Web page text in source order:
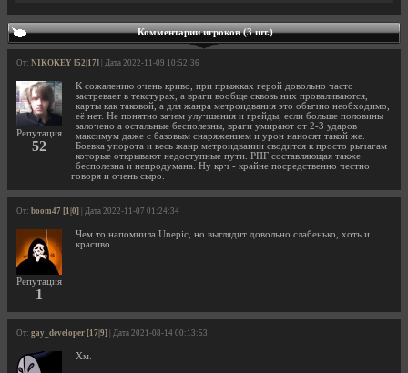
Комментарии игроков (3 шт.)
От: NIKOKEY [52|17] | Дата 2022-11-09 10:52:36
Репутация
52
К сожалению очень криво, при прыжках герой довольно часто
застревает в текстурах, а враги вообще сквозь них проваливаются,
карты как таковой, а для жанра метроидвания это обычно необходимо,
её нет. Не понятно зачем улучшения и грейды, если больше половины
залочено а остальные бесполезны, враги умирают от 2-3 ударов
максимум даже с базовым снаряжением и урон наносят такой же.
Боевка упорота и весь жанр метроидвании сводится к просто рычагам
которые открывают недоступные пути. РПГ составляющая также
бесполезна и непродумана. Ну крч - крайне посредственно честно
говоря и очень сыро.
От: boom47 [1|0] | Дата 2022-11-07 01:24:34
Репутация
1
Чем то напомнила Unepic, но выглядит довольно слабенько, хоть и
красиво.
От: gay_developer [17|9] | Дата 2021-08-14 00:13:53
Хм.